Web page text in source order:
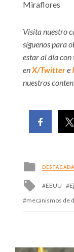
Miraflores
Visita nuestro
síguenos para
estar al día con
enX/Twittere
nuestros
Posted
in
Tagged
EEUU
mecanismos de